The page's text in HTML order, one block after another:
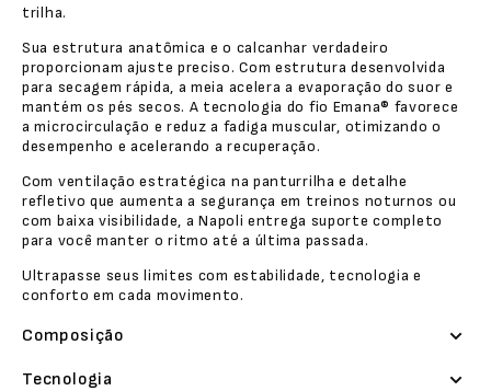
trilha.
Sua estrutura anatômica e o calcanhar verdadeiro
proporcionam ajuste preciso. Com estrutura desenvolvida
para secagem rápida, a meia acelera a evaporação do suor e
mantém os pés secos. A tecnologia do fio Emana® favorece
a microcirculação e reduz a fadiga muscular, otimizando o
desempenho e acelerando a recuperação.
Com ventilação estratégica na panturrilha e detalhe
refletivo que aumenta a segurança em treinos noturnos ou
com baixa visibilidade, a Napoli entrega suporte completo
para você manter o ritmo até a última passada.
Ultrapasse seus limites com estabilidade, tecnologia e
conforto em cada movimento.
Composição
Tecnologia